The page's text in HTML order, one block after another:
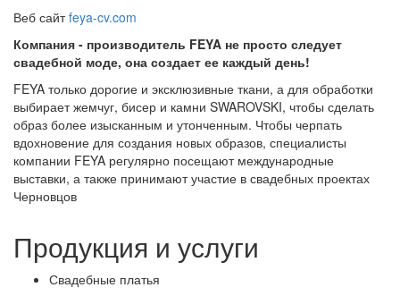
Веб сайтfeya-cv.com
Компания - производитель FEYA не просто следует
свадебной моде, она создает ее каждый день!
FEYA только дорогие и эксклюзивные ткани, а для обработки
выбирает жемчуг, бисер и камни SWAROVSKI, чтобы сделать
образ более изысканным и утонченным. Чтобы черпать
вдохновение для создания новых образов, специалисты
компании FEYA регулярно посещают международные
выставки, а также принимают участие в свадебных проектах
Черновцов
Продукция и услуги
Свадебные платья